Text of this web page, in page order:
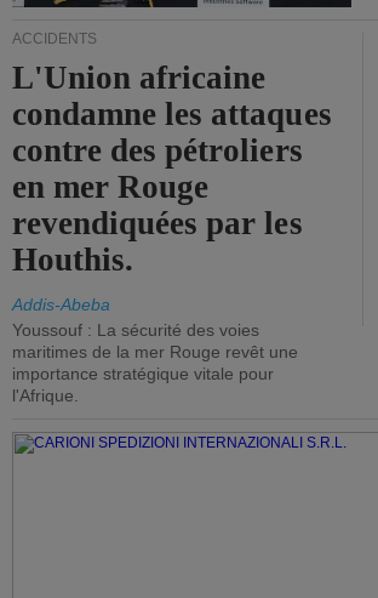
ACCIDENTS
L'Union africaine
condamne les attaques
contre des pétroliers
en mer Rouge
revendiquées par les
Houthis.
Addis-Abeba
Youssouf : La sécurité des voies
maritimes de la mer Rouge revêt une
importance stratégique vitale pour
l'Afrique.